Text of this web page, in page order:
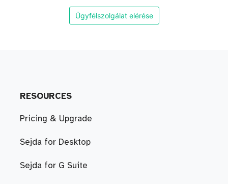
Ügyfélszolgálat elérése
RESOURCES
Pricing & Upgrade
Sejda for Desktop
Sejda for G Suite